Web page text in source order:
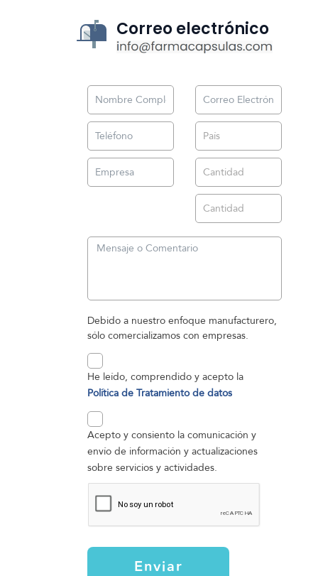
Correo electrónico
Debido a nuestro enfoque manufacturero,
sólo comercializamos con empresas.
He leído, comprendido y acepto la
Política de Tratamiento de datos
Acepto y consiento la comunicación y
envío de información y actualizaciones
sobre servicios y actividades.
Enviar